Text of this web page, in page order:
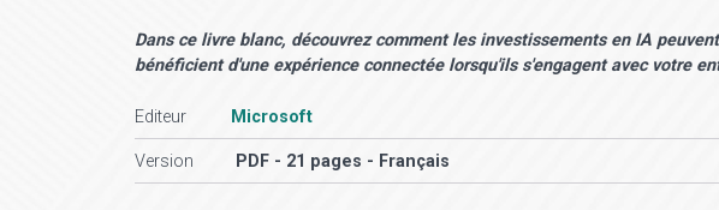
Dans ce livre blanc, découvrez comment les investissements en IA
bénéficient d'une expérience connectée lorsqu'ils s'engagent avec votre
Editeur Microsoft
Version PDF - 21 pages - Français